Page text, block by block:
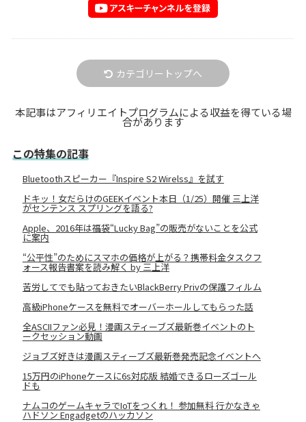
カテゴリートップへ
本記事はアフィリエイトプログラムによる収益を得ている場
合があります
この特集の記事
Bluetoothスピーカー『Inspire S2 Wirelss』を試す
ドキッ！女だらけのGEEKイベント本日（1/25）開催 三上洋
がセンテンス スプリングを語る?
Apple、2016年は福袋“Lucky Bag”の販売がないことを公式
に案内
“公平性”のためにスマホの価格が上がる？携帯料金タスクフ
ォース報告書案を読み解く by 三上洋
苦労してでも貼っておきたいBlackBerry Privの保護フィルム
高級iPhoneケースを無料でオーバーホールしてもらった話
全ASCIIファン必見！漫画スティーブズ最新巻イベントのト
ークセッション動画
ジョブズ好きは漫画スティーブズ最新巻発売記念イベントへ
15万円のiPhoneケースに6s対応版 結婚できるローズゴール
ドも
ナムコのゲームキャラでIoTをつくれ！ 参加無料 行かなきゃ
ハドソン Engadgetのハッカソン